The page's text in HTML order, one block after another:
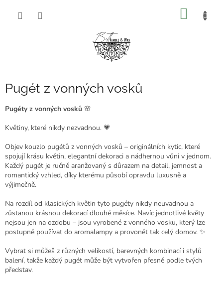
Pugét z vonných vosků
Pugéty z vonných vosků 🌸
Květiny, které nikdy nezvadnou. 💗
Objev kouzlo pugétů z vonných vosků – originálních kytic, které
spojují krásu květin, elegantní dekoraci a nádhernou vůni v jednom.
Každý pugét je ručně aranžovaný s důrazem na detail, jemnost a
romantický vzhled, díky kterému působí opravdu luxusně a
výjimečně.
Na rozdíl od klasických květin tyto pugéty nikdy neuvadnou a
zůstanou krásnou dekorací dlouhé měsíce. Navíc jednotlivé květy
nejsou jen na ozdobu – jsou vyrobené z vonného vosku, který lze
postupně používat do aromalampy a provonět tak celý domov. ✨
Vybrat si můžeš z různých velikostí, barevných kombinací i stylů
balení, takže každý pugét může být vytvořen přesně podle tvých
představ.